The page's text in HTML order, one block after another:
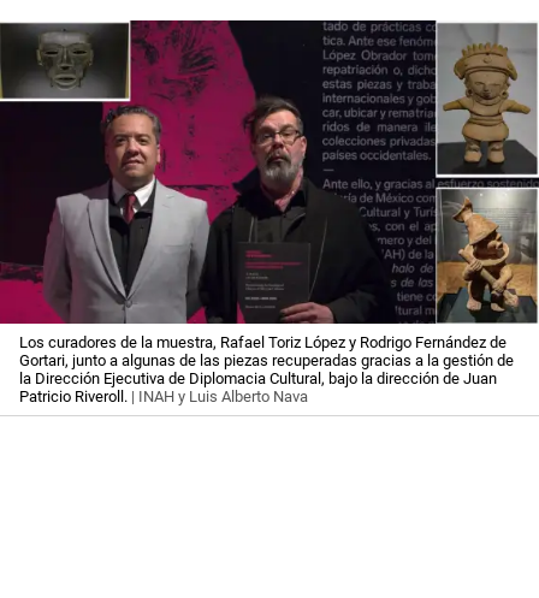
Los curadores de la muestra, Rafael Toriz López y Rodrigo Fernández de
Gortari, junto a algunas de las piezas recuperadas gracias a la gestión de
la Dirección Ejecutiva de Diplomacia Cultural, bajo la dirección de Juan
Patricio Riveroll. | INAH y Luis Alberto Nava